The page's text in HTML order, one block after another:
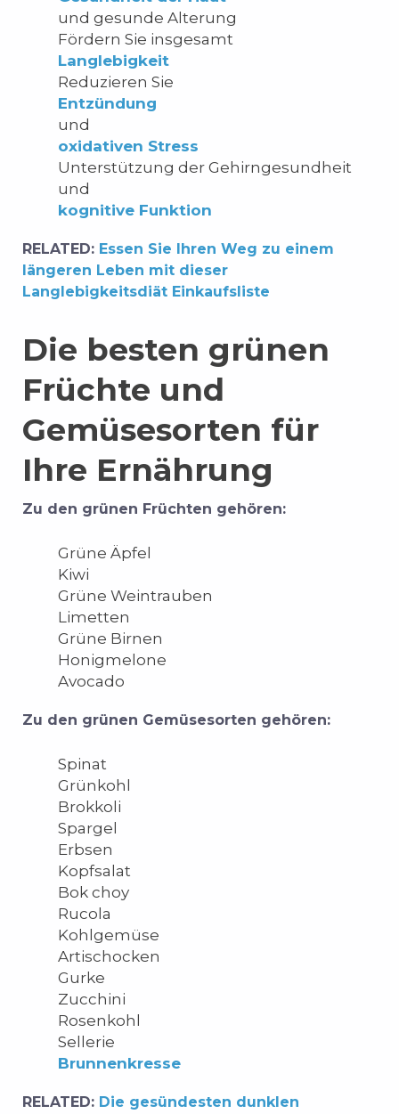
und gesunde Alterung
Fördern Sie insgesamt
Langlebigkeit
Reduzieren Sie
Entzündung
und
oxidativen Stress
Unterstützung der Gehirngesundheit
und
kognitive Funktion
RELATED: Essen Sie Ihren Weg zu einem
längeren Leben mit dieser
Langlebigkeitsdiät Einkaufsliste
Die besten grünen
Früchte und
Gemüsesorten für
Ihre Ernährung
Zu den grünen Früchten gehören:
Grüne Äpfel
Kiwi
Grüne Weintrauben
Limetten
Grüne Birnen
Honigmelone
Avocado
Zu den grünen Gemüsesorten gehören:
Spinat
Grünkohl
Brokkoli
Spargel
Erbsen
Kopfsalat
Bok choy
Rucola
Kohlgemüse
Artischocken
Gurke
Zucchini
Rosenkohl
Sellerie
Brunnenkresse
RELATED: Die gesündesten dunklen